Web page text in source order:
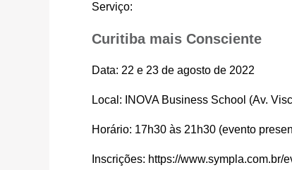
Serviço:
Curitiba mais Consciente
Data: 22 e 23 de agosto de 2022
Local: INOVA Business School (Av.
Horário: 17h30 às 21h30 (evento
Inscrições: https://